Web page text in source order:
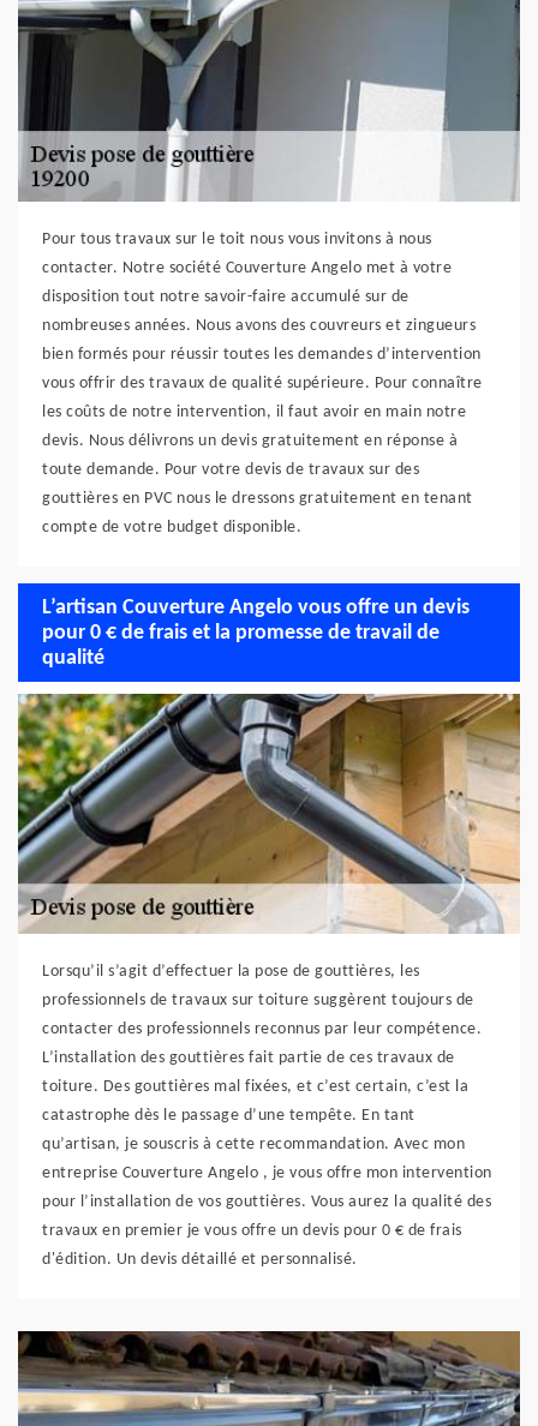
Pour tous travaux sur le toit nous vous invitons à nous
contacter. Notre société Couverture Angelo met à votre
disposition tout notre savoir-faire accumulé sur de
nombreuses années. Nous avons des couvreurs et zingueurs
bien formés pour réussir toutes les demandes d’intervention
vous offrir des travaux de qualité supérieure. Pour connaître
les coûts de notre intervention, il faut avoir en main notre
devis. Nous délivrons un devis gratuitement en réponse à
toute demande. Pour votre devis de travaux sur des
gouttières en PVC nous le dressons gratuitement en tenant
compte de votre budget disponible.
L’artisan Couverture Angelo vous offre un devis
pour 0 € de frais et la promesse de travail de
qualité
Lorsqu’il s’agit d’effectuer la pose de gouttières, les
professionnels de travaux sur toiture suggèrent toujours de
contacter des professionnels reconnus par leur compétence.
L’installation des gouttières fait partie de ces travaux de
toiture. Des gouttières mal fixées, et c’est certain, c’est la
catastrophe dès le passage d’une tempête. En tant
qu’artisan, je souscris à cette recommandation. Avec mon
entreprise Couverture Angelo , je vous offre mon intervention
pour l’installation de vos gouttières. Vous aurez la qualité des
travaux en premier je vous offre un devis pour 0 € de frais
d'édition. Un devis détaillé et personnalisé.